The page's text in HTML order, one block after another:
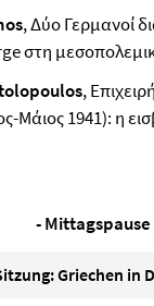
, Δύο Γερμανοί
στη
,
Μάιος 1941): η
- Mittagspause
Griechen in